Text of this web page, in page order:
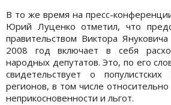
В то же время на пресс-
Юрий Луценко отметил, что
правительством Виктора
2008 год включает в себя
народных депутатов. Это, по его
свидетельствует о
регионов, в том числе
неприкосновенности и льгот.